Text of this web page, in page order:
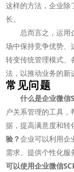
这样的方法，企业除
长。
总而言之，运用
场中保持竞争优势、
转变传统管理模式、
法，以推动业务的新
常见问题
什么是企业微信
户关系管理的工具
据，提高满意度和转
验？企业可以利用企
需求、提供个性化服
可以使用企业微信